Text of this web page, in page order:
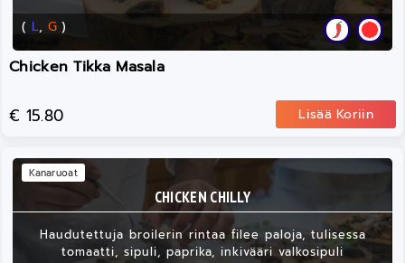
( L, G )
Chicken Tikka Masala
€ 15.80 Lisää Koriin
CHICKEN CHILLY
Haudutettuja broilerin rintaa filee paloja, tulisessa
tomaatti, sipuli, paprika, inkivääri valkosipuli
Kanaruoat